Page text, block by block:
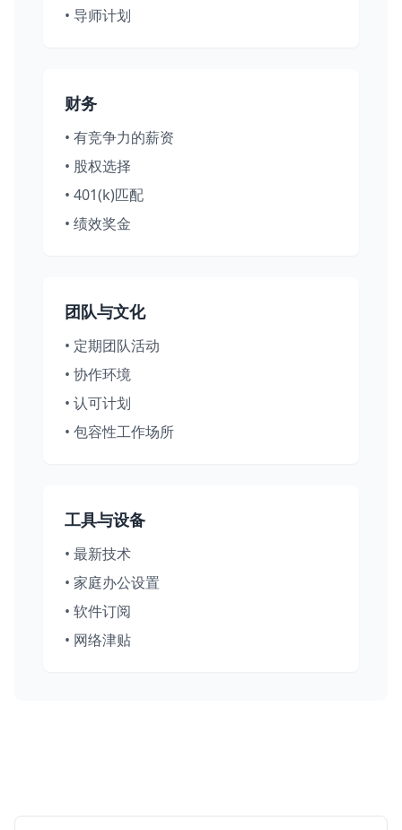
• 导师计划
财务
• 有竞争力的薪资
• 股权选择
• 401(k)匹配
• 绩效奖金
团队与文化
• 定期团队活动
• 协作环境
• 认可计划
• 包容性工作场所
工具与设备
• 最新技术
• 家庭办公设置
• 软件订阅
• 网络津贴